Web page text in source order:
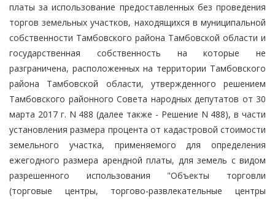
платы за использование предоставленных без проведения
торгов земельных участков, находящихся в муниципальной
собственности Тамбовского района Тамбовской области и
государственная собственность на которые не
разграничена, расположенных на территории Тамбовского
района Тамбовской области, утвержденного решением
Тамбовского районного Совета народных депутатов от 30
марта 2017 г. N 488 (далее также - Решение N 488), в части
установления размера процента от кадастровой стоимости
земельного участка, применяемого для определения
ежегодного размера арендной платы, для земель с видом
разрешенного использования "Объекты торговли
(торговые центры, торгово-развлекательные центры